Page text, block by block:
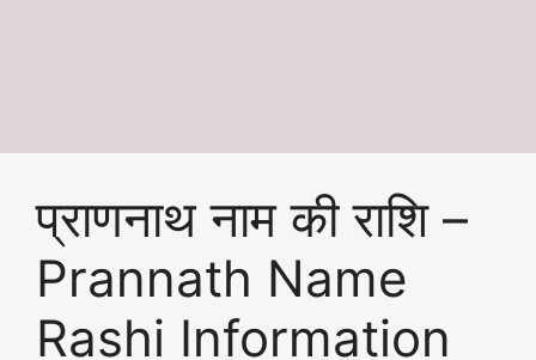
प्राणनाथ नाम की राशि –
Prannath Name
Rashi Information